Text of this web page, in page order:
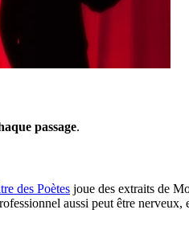
passage.
des Poètes joue des extraits de
aussi peut être